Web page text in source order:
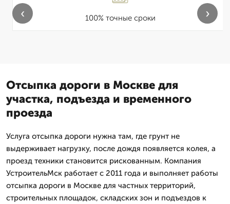
100% точные сроки
‹ ›
Отсыпка дороги в Москве для
участка, подъезда и временного
проезда
Услуга отсыпка дороги нужна там, где грунт не
выдерживает нагрузку, после дождя появляется колея, а
проезд техники становится рискованным. Компания
УстроительМск работает с 2011 года и выполняет работы
отсыпка дороги в Москве для частных территорий,
строительных площадок, складских зон и подъездов к